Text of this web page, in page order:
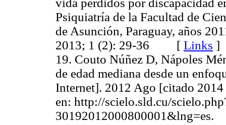
vida perdidos por discapacidad
Psiquiatría de la Facultad de
de Asunción, Paraguay, años
2013; 1 (2): 29-36 [ Links ]
19. Couto Núñez D, Nápoles
de edad mediana desde un
Internet]. 2012 Ago [citado
en: http://scielo.sld.cu/